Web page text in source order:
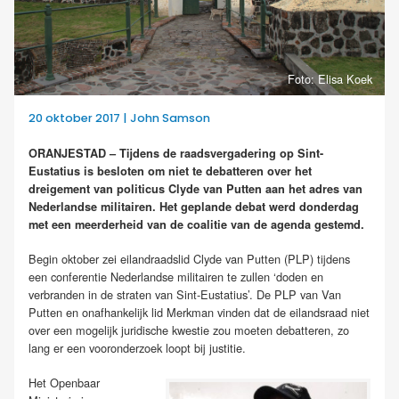
Foto: Elisa Koek
20 oktober 2017 | John Samson
ORANJESTAD – Tijdens de raadsvergadering op Sint-
Eustatius is besloten om niet te debatteren over het
dreigement van politicus Clyde van Putten aan het adres van
Nederlandse militairen. Het geplande debat werd donderdag
met een meerderheid van de coalitie van de agenda gestemd.
Begin oktober zei eilandraadslid Clyde van Putten (PLP) tijdens
een conferentie Nederlandse militairen te zullen ‘doden en
verbranden in de straten van Sint-Eustatius’. De PLP van Van
Putten en onafhankelijk lid Merkman vinden dat de eilandsraad niet
over een mogelijk juridische kwestie zou moeten debatteren, zo
lang er een vooronderzoek loopt bij justitie.
Het Openbaar